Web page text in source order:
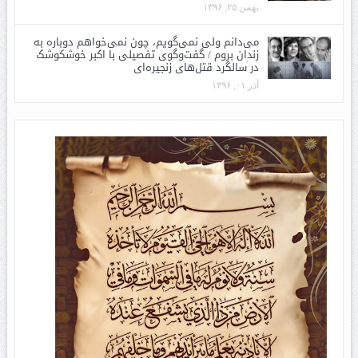
بهمن ۲۵, ۱۳۹۶
می‌دانم ولی نمی‌گویم، چون نمی‌خواهم دوباره به
زندان بروم / گفت‌وگوی تفصیلی با اکبر خوشکوشک
در سالگرد قتل‌های زنجیره‌ای
آذر ۰۱, ۱۳۹۶